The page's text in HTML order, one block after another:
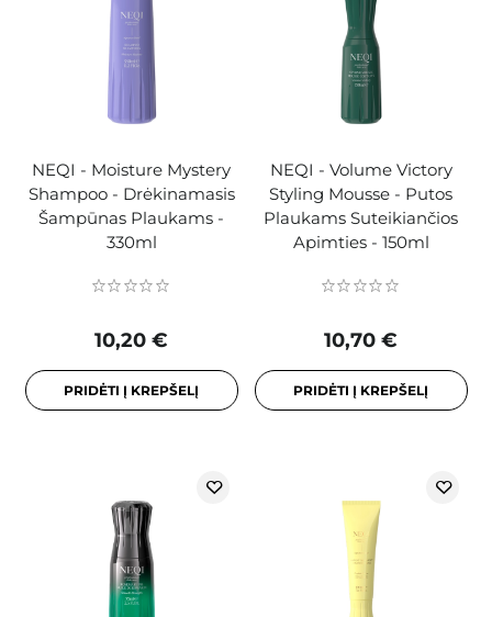
NEQI - Moisture Mystery
Shampoo - Drėkinamasis
Šampūnas Plaukams -
330ml
10,20 €
PRIDĖTI Į KREPŠELĮ
NEQI - Volume Victory
Styling Mousse - Putos
Plaukams Suteikiančios
Apimties - 150ml
10,70 €
PRIDĖTI Į KREPŠELĮ